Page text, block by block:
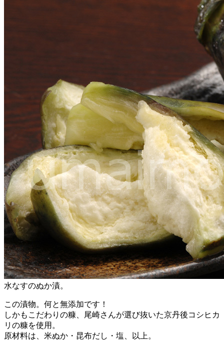
水なすのぬか漬。
この漬物。何と無添加です！
しかもこだわりの糠、尾崎さんが選び抜いた京丹後コシヒカ
リの糠を使用。
原材料は、米ぬか・昆布だし・塩、以上。